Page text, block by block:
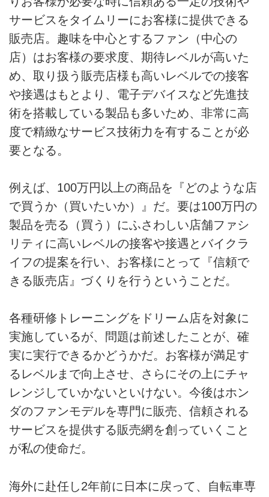
サービスをタイムリーにお客様に提供できる
販売店。趣味を中心とするファン（中心の
店）はお客様の要求度、期待レベルが高いた
め、取り扱う販売店様も高いレベルでの接客
や接遇はもとより、電子デバイスなど先進技
術を搭載している製品も多いため、非常に高
度で精緻なサービス技術力を有することが必
要となる。
例えば、100万円以上の商品を『どのような店
で買うか（買いたいか）』だ。要は100万円の
製品を売る（買う）にふさわしい店舗ファシ
リティに高いレベルの接客や接遇とバイクラ
イフの提案を行い、お客様にとって『信頼で
きる販売店』づくりを行うということだ。
各種研修トレーニングをドリーム店を対象に
実施しているが、問題は前述したことが、確
実に実行できるかどうかだ。お客様が満足す
るレベルまで向上させ、さらにその上にチャ
レンジしていかないといけない。今後はホン
ダのファンモデルを専門に販売、信頼される
サービスを提供する販売網を創っていくこと
が私の使命だ。
海外に赴任し2年前に日本に戻って、自転車専